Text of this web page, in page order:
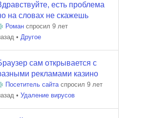
есть проблема
на словах не скажешь
Роман спросил 9 лет
• Другое
сам открывается с
рекламами казино
Посетитель сайта спросил 9 лет
• Удаление вирусов